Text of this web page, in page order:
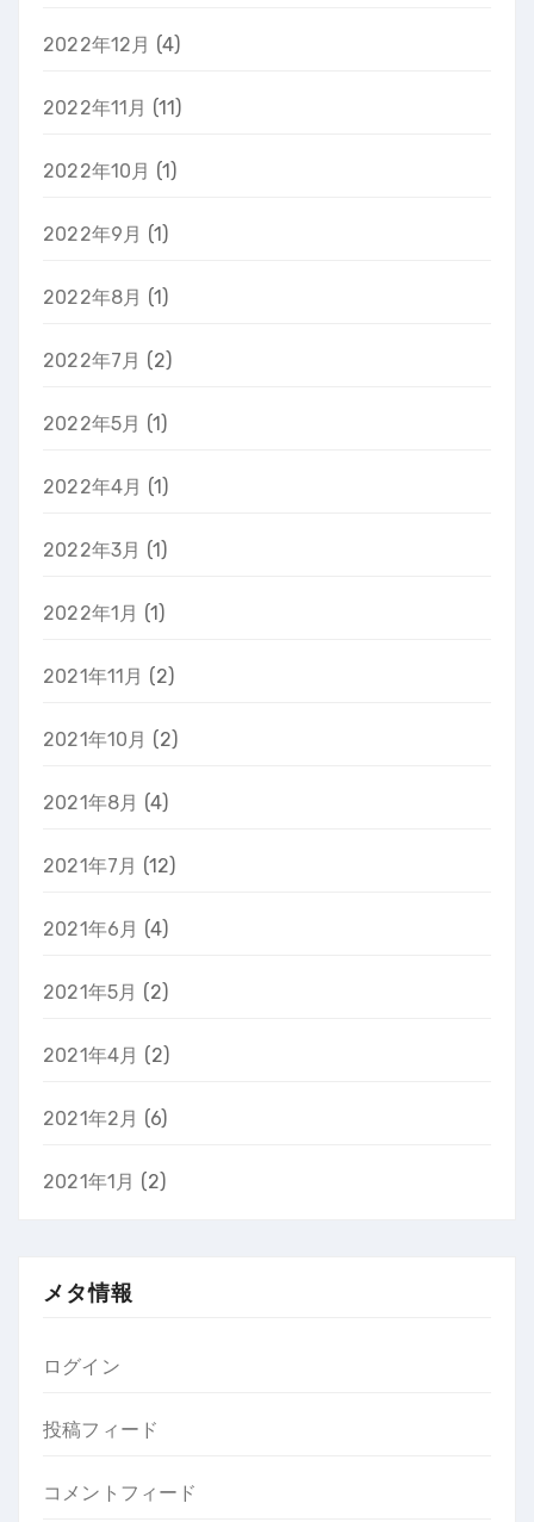
2022年12月 (4)
2022年11月 (11)
2022年10月 (1)
2022年9月 (1)
2022年8月 (1)
2022年7月 (2)
2022年5月 (1)
2022年4月 (1)
2022年3月 (1)
2022年1月 (1)
2021年11月 (2)
2021年10月 (2)
2021年8月 (4)
2021年7月 (12)
2021年6月 (4)
2021年5月 (2)
2021年4月 (2)
2021年2月 (6)
2021年1月 (2)
メタ情報
ログイン
投稿フィード
コメントフィード